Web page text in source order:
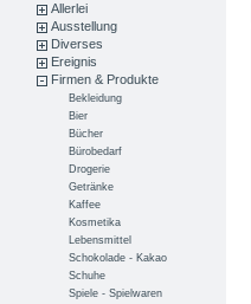
Allerlei
Ausstellung
Diverses
Ereignis
Firmen & Produkte
Bekleidung
Bier
Bücher
Bürobedarf
Drogerie
Getränke
Kaffee
Kosmetika
Lebensmittel
Schokolade - Kakao
Schuhe
Spiele - Spielwaren